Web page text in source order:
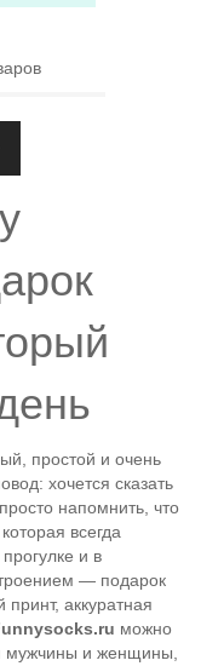
простой и очень
хочется сказать
напомнить, что
всегда
и в
— подарок
аккуратная
можно
мужчины и женщины,